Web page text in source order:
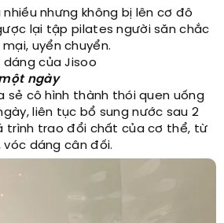
nhiều nhưng không bị lên cơ đô
lại tập pilates người săn chắc
uyển chuyển.
của Jisoo
ngày
sẻ cô hình thành thói quen uống
liên tục bổ sung nước sau 2
trình trao đổi chất của cơ thể, từ
dáng cân đối.